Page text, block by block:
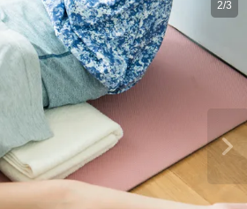
2/3